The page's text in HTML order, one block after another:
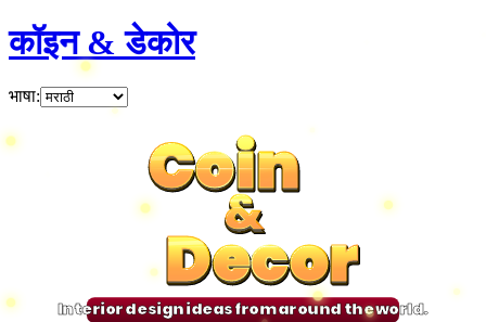
कॉइन & डेकोर
भाषा:
Coin
&
Decor
Coin
&
Decor
Coin
&
Decor
Coin
&
Decor
Interior design ideas from around the world.